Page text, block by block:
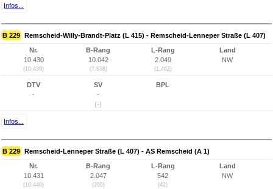
Infos...
B 229 Remscheid-Willy-Brandt-Platz (L 415) - Remscheid-Lenneper Straße (L 407)
Nr.
10.430
(10.439)
B-Rang
10.042
(7.638)
L-Rang
2.049
(1.462)
Land
NW
DTV
-
SV
-
(-)
BPL
Infos...
B 229 Remscheid-Lenneper Straße (L 407) - AS Remscheid (A 1)
Nr.
10.431
(10.440)
B-Rang
2.047
(266)
L-Rang
542
(42)
Land
NW